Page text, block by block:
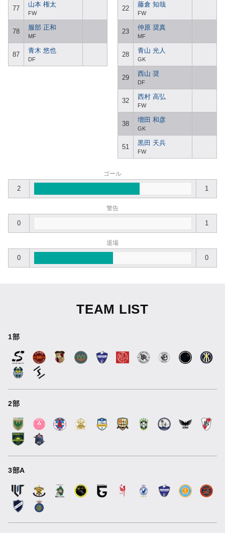
77
山本 権太
FW
78
服部 正和
MF
87
青木 悠也
DF
22
藤倉 知哉
FW
23
仲原 奨真
MF
28
青山 光人
GK
29
西山 奨
DF
32
西村 高弘
FW
38
増田 和彦
GK
51
黒田 天兵
FW
ゴール
2 1
警告
0 1
退場
0 0
TEAM LIST
1部
2部
3部A